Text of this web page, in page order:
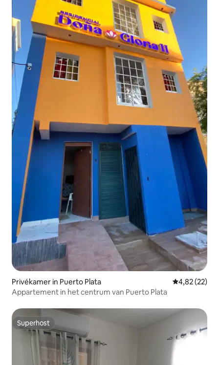
Privékamer in Puerto Plata Gemiddelde
4,82 (22)
Appartement in het centrum van Puerto Plata
Superhost
Superhost